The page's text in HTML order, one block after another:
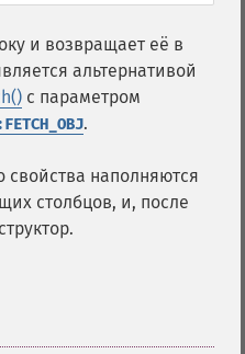
и возвращает её в
альтернативой
с параметром
.
свойства наполняются
столбцов, и, после